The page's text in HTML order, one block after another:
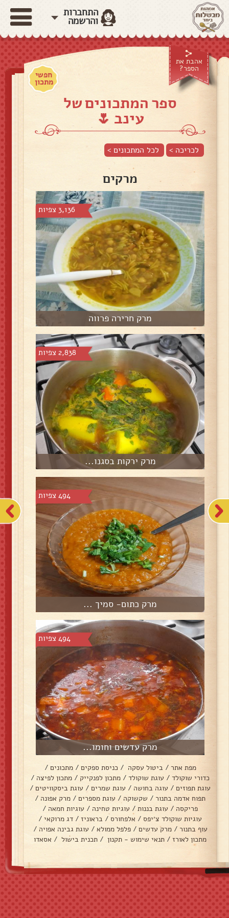
התחברות
והרשמה
אהבת את
הספר?
חפשי
מתכון
ספר המתכונים של
עינב 🌷
לכריכה > לכל המתכונים >
מרקים
3,136 צפיות
מרק חרירה פרווה
2,838 צפיות
מרק ירקות בסגנו...
494 צפיות
מרק כתום- סמיך ...
494 צפיות
מרק עדשים וחומו...
מפת אתר / ביטול עסקה / כניסת ספקים / מתכונים /
כדורי שוקולד / עוגת שוקולד / מתכון לפנקייק / מתכון לפיצה /
עוגת תפוזים / עוגה בחושה / עוגת שמרים / עוגת ביסקוויטים /
תפוח אדמה בתנור / שקשוקה / עוגת מספרים / מרק אפונה /
פריקסה / עוגת בננות / עוגיות טחינה / עוגיות חמאה /
עוגיות שוקולד צ׳יפס / אלפחורס / בראוניז / דג מרוקאי /
עוף בתנור / מרק עדשים / פלפל ממולא / עוגת גבינה אפויה /
מתכון לאורז / תנאי שימוש - תקנון / תכנית בישול / אסאדו